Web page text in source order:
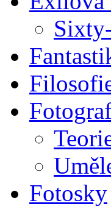
Fotosky